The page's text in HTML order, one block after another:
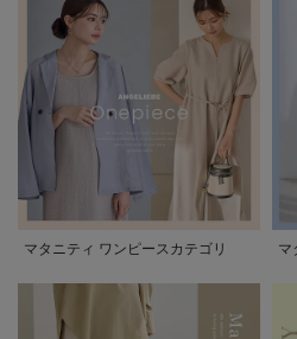
マタニティ ワンピースカテゴリ マ